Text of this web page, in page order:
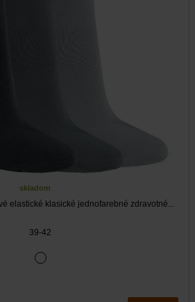
skladom
elastické klasické jednofarebné zdravotné...
39-42